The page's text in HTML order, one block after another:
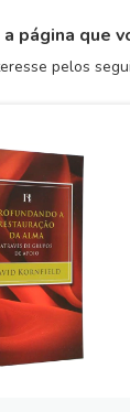
página que
pelos